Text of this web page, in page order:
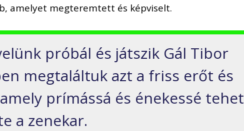
amelyet megteremtett és képviselt.
próbál és játszik Gál Tibor
megtaláltuk azt a friss erőt és
prímássá és énekessé tehet
a zenekar.